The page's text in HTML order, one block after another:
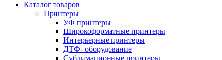
Каталог товаров
Принтеры
УФ принтеры
Широкоформатные принтеры
Интерьерные принтеры
ДТФ- оборудование
Сублимационные принтеры